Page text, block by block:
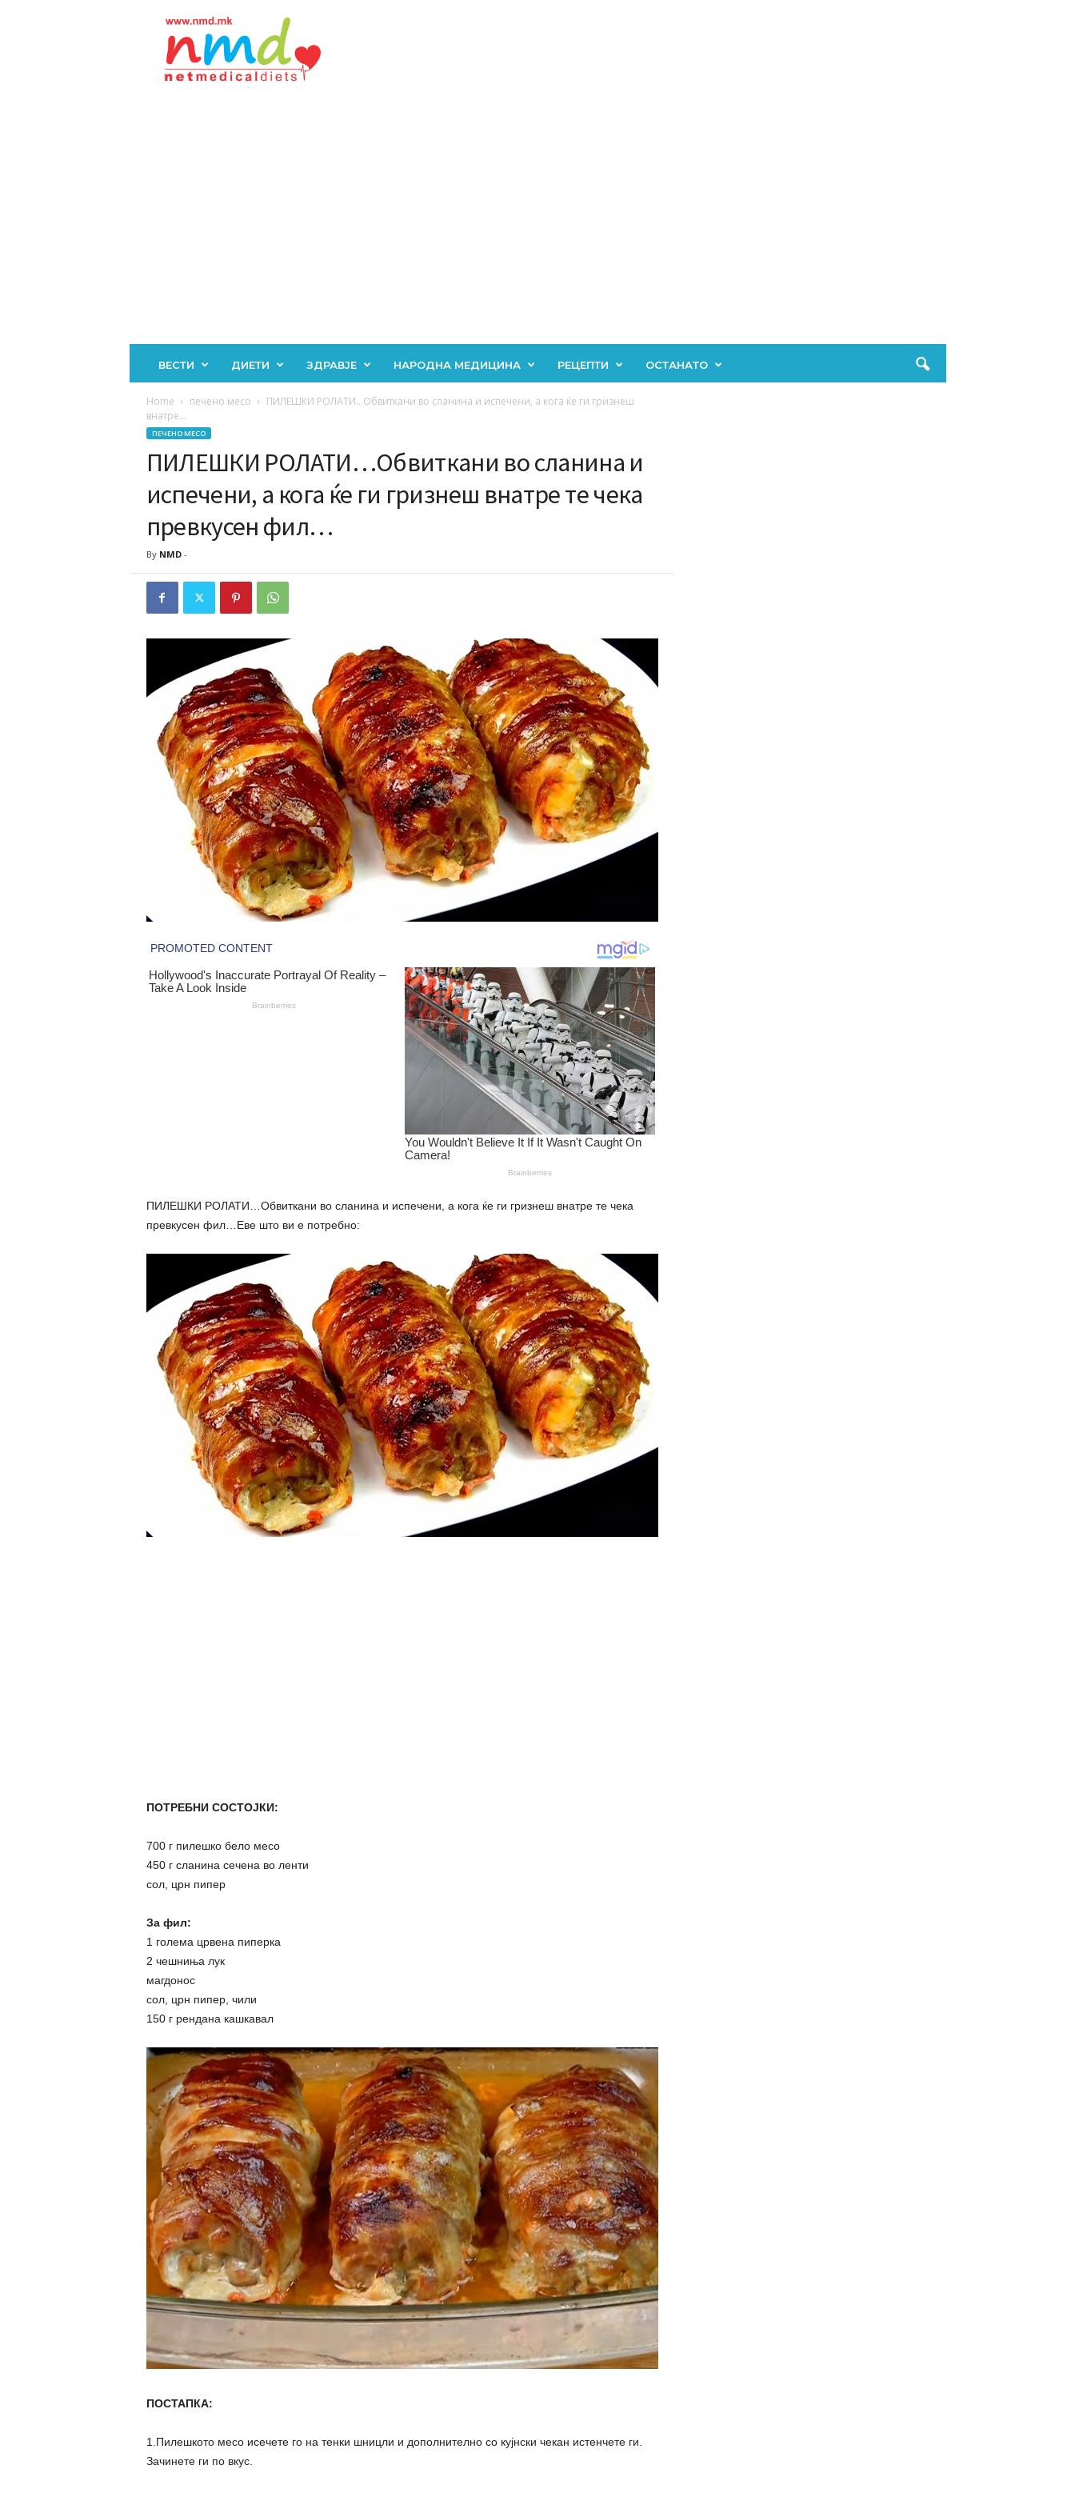
ВЕСТИ ДИЕТИ ЗДРАВЈЕ НАРОДНА МЕДИЦИНА РЕЦЕПТИ ОСТАНАТО
Home печено месо
ПИЛЕШКИ РОЛАТИ…Обвиткани во сланина и испечени, а кога ќе ги гризнеш
внатре...
ПЕЧЕНО МЕСО
ПИЛЕШКИ РОЛАТИ…Обвиткани во сланина и
испечени, а кога ќе ги гризнеш внатре те чека
превкусен фил…
By NMD-
ПИЛЕШКИ РОЛАТИ…Обвиткани во сланина и испечени, а кога ќе ги гризнеш внатре те чека
превкусен фил…Еве што ви е потребно:
ПОТРЕБНИ СОСТОЈКИ:
700 г пилешко бело месо
450 г сланина сечена во ленти
сол, црн пипер
За фил:
1 голема црвена пиперка
2 чешниња лук
магдонос
сол, црн пипер, чили
150 г рендана кашкавал
ПОСТАПКА:
1.Пилешкото месо исечете го на тенки шницли и дополнително со кујнски чекан истенчете ги.
Зачинете ги по вкус.